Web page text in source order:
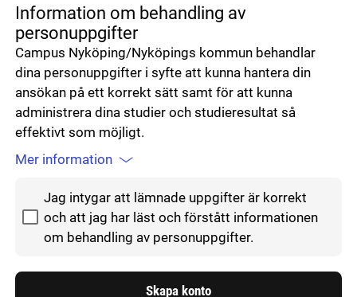
Information om behandling av
personuppgifter
Campus Nyköping/Nyköpings kommun behandlar
dina personuppgifter i syfte att kunna hantera din
ansökan på ett korrekt sätt samt för att kunna
administrera dina studier och studieresultat så
effektivt som möjligt.
Mer information
Godkänn hantering av personuppgifter
Jag intygar att lämnade uppgifter är korrekt
och att jag har läst och förstått informationen
om behandling av personuppgifter.
Skapa konto